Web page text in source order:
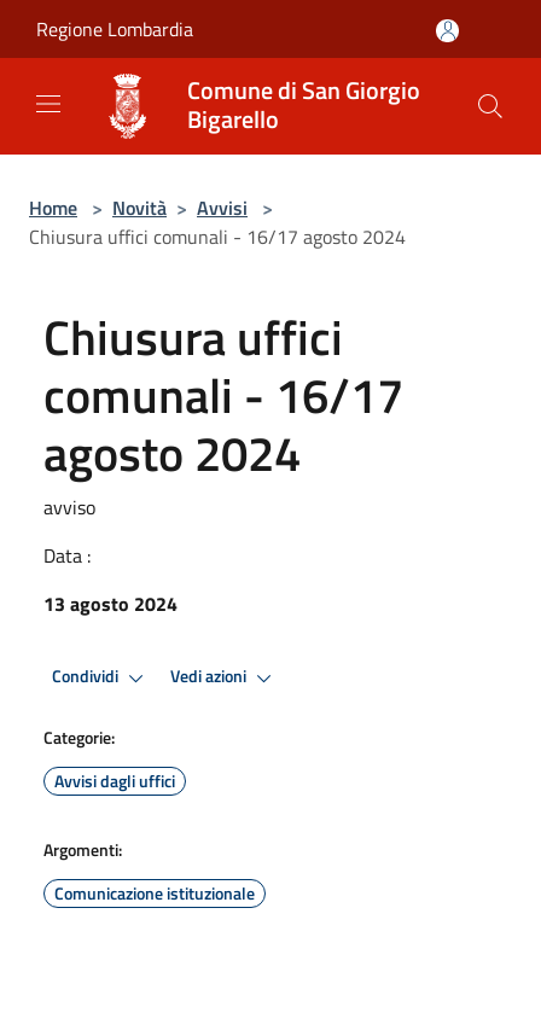
Regione Lombardia
Comune di San Giorgio
Bigarello
Home > Novità > Avvisi >
Chiusura uffici comunali - 16/17 agosto 2024
Chiusura uffici
comunali - 16/17
agosto 2024
avviso
Data :
13 agosto 2024
Condividi Vedi azioni
Categorie:
Avvisi dagli uffici
Argomenti:
Comunicazione istituzionale